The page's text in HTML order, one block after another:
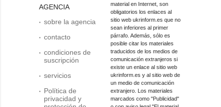
AGENCIA
sobre la agencia
contacto
condiciones de
suscripción
servicios
Política de
privacidad y
material en Internet, son
obligatorios los enlaces al
sitio web ukrinform.es que no
sean inferiores al primer
párrafo. Además, sólo es
posible citar los materiales
traducidos de los medios de
comunicación extranjeros si
existe un enlace al sitio web
ukrinform.es y al sitio web de
un medio de comunicación
extranjero. Los materiales
marcados como "Publicidad"